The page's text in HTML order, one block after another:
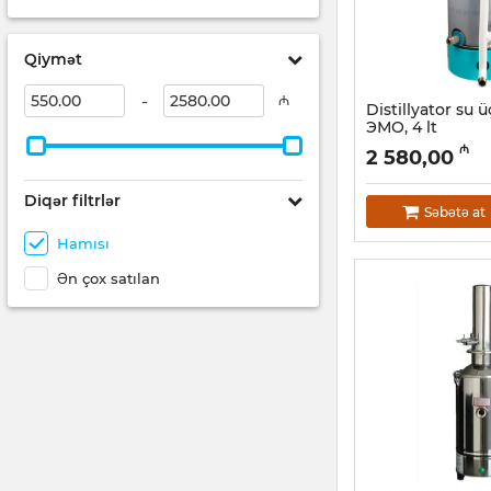
Qiymət
- ₼
Diqər filtrlər
Hamısı
Ən çox satılan
Distillyator su
ЭМО, 4 lt
Artikul: 12018502
2 580,00 ₼
Səbətə at